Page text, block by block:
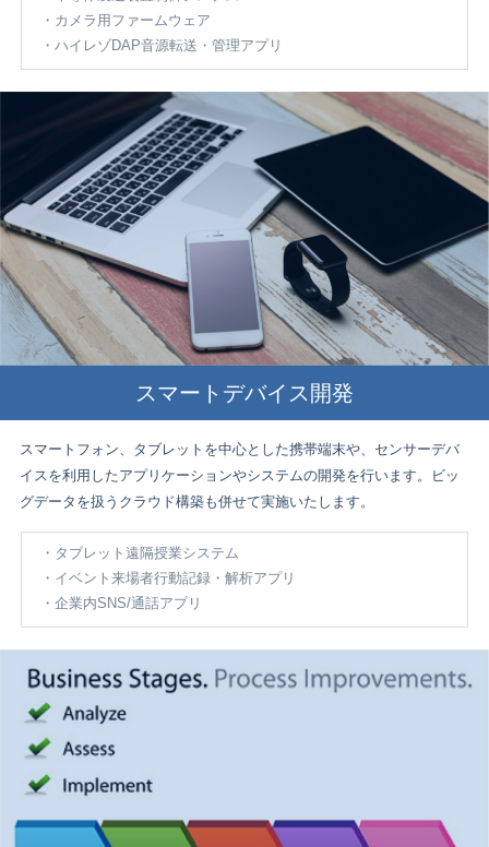
カメラ用ファームウェア
ハイレゾDAP音源転送・管理アプリ
スマートデバイス開発
スマートフォン、タブレットを中心とした携帯端末や、センサーデバ
イスを利用したアプリケーションやシステムの開発を行います。ビッ
グデータを扱うクラウド構築も併せて実施いたします。
タブレット遠隔授業システム
イベント来場者行動記録・解析アプリ
企業内SNS/通話アプリ